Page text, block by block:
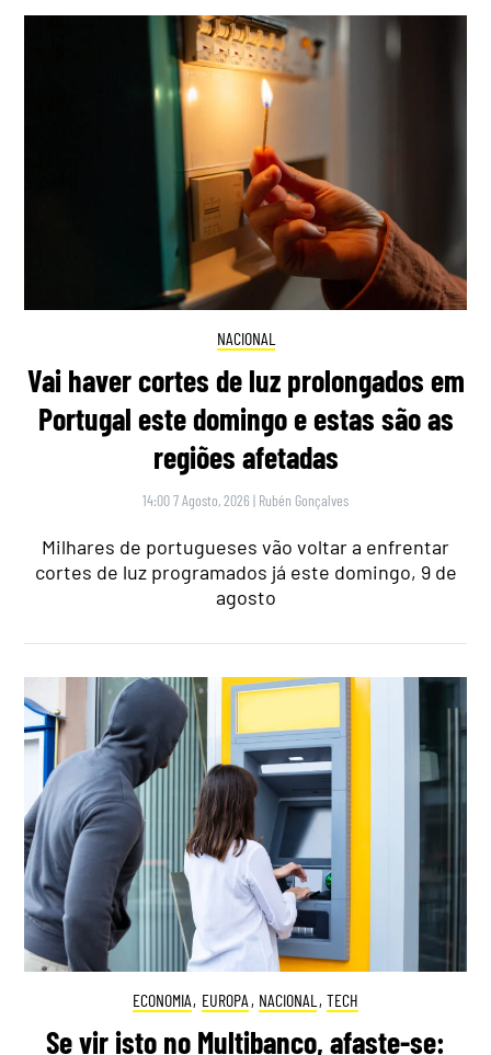
NACIONAL
Vai haver cortes de luz prolongados em
Portugal este domingo e estas são as
regiões afetadas
14:00 7 Agosto, 2026 | Rubén Gonçalves
Milhares de portugueses vão voltar a enfrentar
cortes de luz programados já este domingo, 9 de
agosto
ECONOMIA, EUROPA , NACIONAL , TECH
Se vir isto no Multibanco, afaste-se: